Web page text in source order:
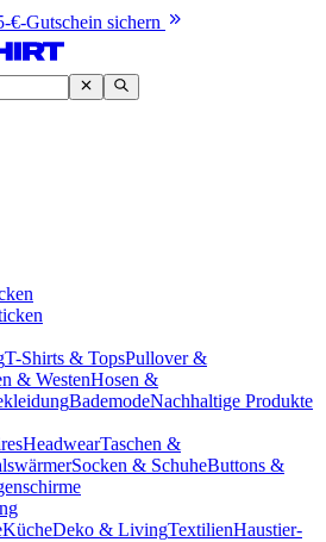
€-Gutschein sichern
T-Shirts & TopsPullover &
& WestenHosen &
BademodeNachhaltige Produkte
HeadwearTaschen &
Socken & SchuheButtons &
KücheDeko & LivingTextilienHaustier-